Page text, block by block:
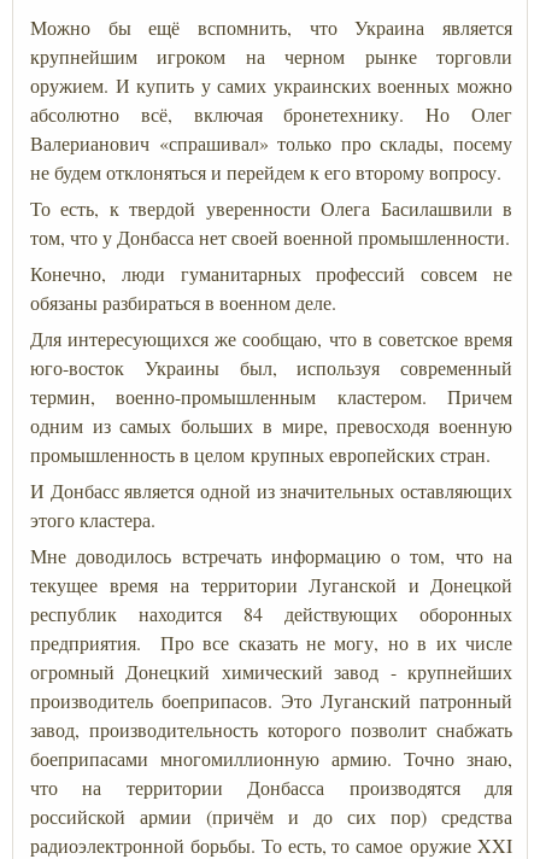
Можно бы ещё вспомнить, что Украина является
крупнейшим игроком на черном рынке торговли
оружием. И купить у самих украинских военных можно
абсолютно всё, включая бронетехнику. Но Олег
Валерианович «спрашивал» только про склады, посему
не будем отклоняться и перейдем к его второму вопросу.
То есть, к твердой уверенности Олега Басилашвили в
том, что у Донбасса нет своей военной промышленности.
Конечно, люди гуманитарных профессий совсем не
обязаны разбираться в военном деле.
Для интересующихся же сообщаю, что в советское время
юго-восток Украины был, используя современный
термин, военно-промышленным кластером. Причем
одним из самых больших в мире, превосходя военную
промышленность в целом крупных европейских стран.
И Донбасс является одной из значительных оставляющих
этого кластера.
Мне доводилось встречать информацию о том, что на
текущее время на территории Луганской и Донецкой
республик находится 84 действующих оборонных
предприятия. Про все сказать не могу, но в их числе
огромный Донецкий химический завод - крупнейших
производитель боеприпасов. Это Луганский патронный
завод, производительность которого позволит снабжать
боеприпасами многомиллионную армию. Точно знаю,
что на территории Донбасса производятся для
российской армии (причём и до сих пор) средства
радиоэлектронной борьбы. То есть, то самое оружие XXI